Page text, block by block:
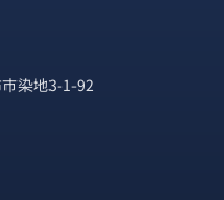
染地3-1-92